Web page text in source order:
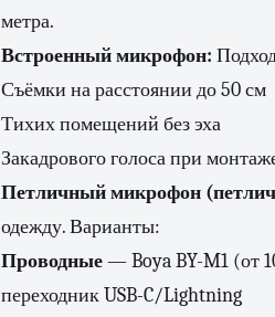
метра.
Встроенный микрофон:
Съёмки на расстоянии до 50 см
Тихих помещений без эха
Закадрового голоса при
Петличный микрофон
одежду. Варианты:
Проводные— Boya BY-M1 (от
переходник USB-C/Lightning